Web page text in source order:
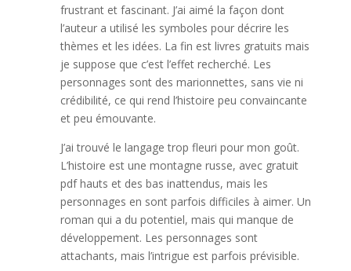
frustrant et fascinant. J’ai aimé la façon dont
l’auteur a utilisé les symboles pour décrire les
thèmes et les idées. La fin est livres gratuits mais
je suppose que c’est l’effet recherché. Les
personnages sont des marionnettes, sans vie ni
crédibilité, ce qui rend l’histoire peu convaincante
et peu émouvante.
J’ai trouvé le langage trop fleuri pour mon goût.
L’histoire est une montagne russe, avec gratuit
pdf hauts et des bas inattendus, mais les
personnages en sont parfois difficiles à aimer. Un
roman qui a du potentiel, mais qui manque de
développement. Les personnages sont
attachants, mais l’intrigue est parfois prévisible.